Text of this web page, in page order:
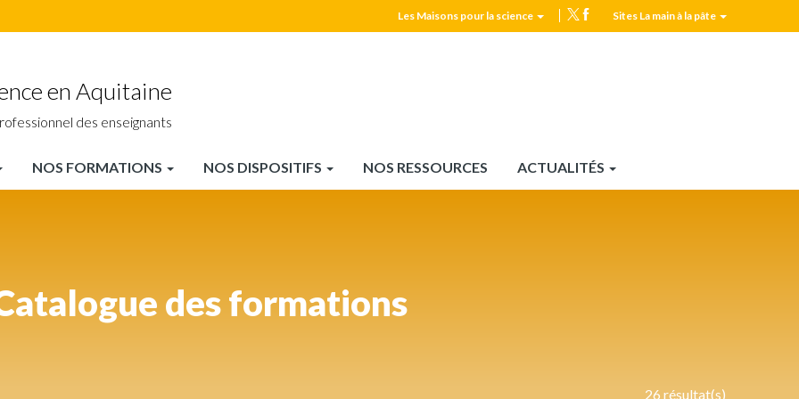
MPLS
Les Maisons pour la science Sites La main à la pâte
en Aquitaine
des enseignants
NOS FORMATIONS NOS DISPOSITIFS NOS RESSOURCES ACTUALITÉS
des formations
26 résultat(s)